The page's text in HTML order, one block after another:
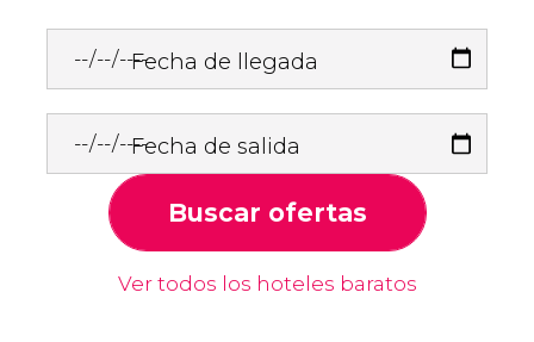
Fecha de llegada
Fecha de salida
Buscar ofertas
Ver todos los hoteles baratos